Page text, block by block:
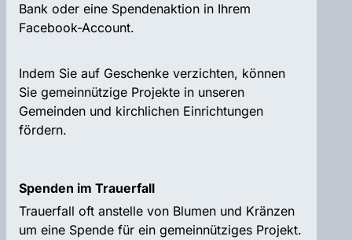
Bank oder eine Spendenaktion in Ihrem
Facebook-Account.
Indem Sie auf Geschenke verzichten, können
Sie gemeinnützige Projekte in unseren
Gemeinden und kirchlichen Einrichtungen
fördern.
Spenden im Trauerfall
Trauerfall oft anstelle von Blumen und Kränzen
um eine Spende für ein gemeinnütziges Projekt.